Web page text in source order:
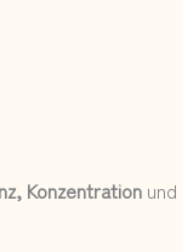
Konzentration und